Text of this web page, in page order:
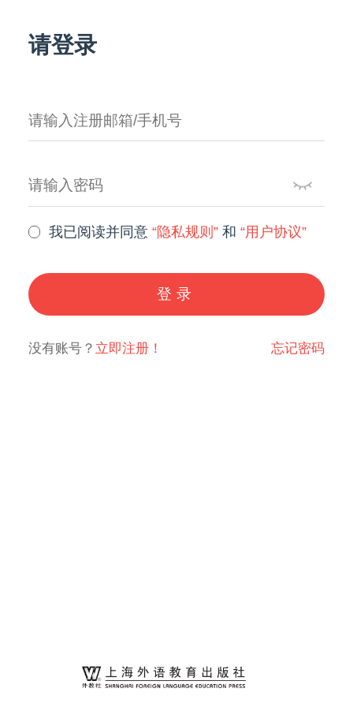
请登录
我已阅读并同意“隐私规则” 和“用户协议”
登录
没有账号？ 立即注册！ 忘记密码